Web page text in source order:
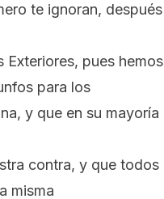
te ignoran, después
Exteriores, pues hemos
para los
y que en su mayoría
contra, y que todos
misma